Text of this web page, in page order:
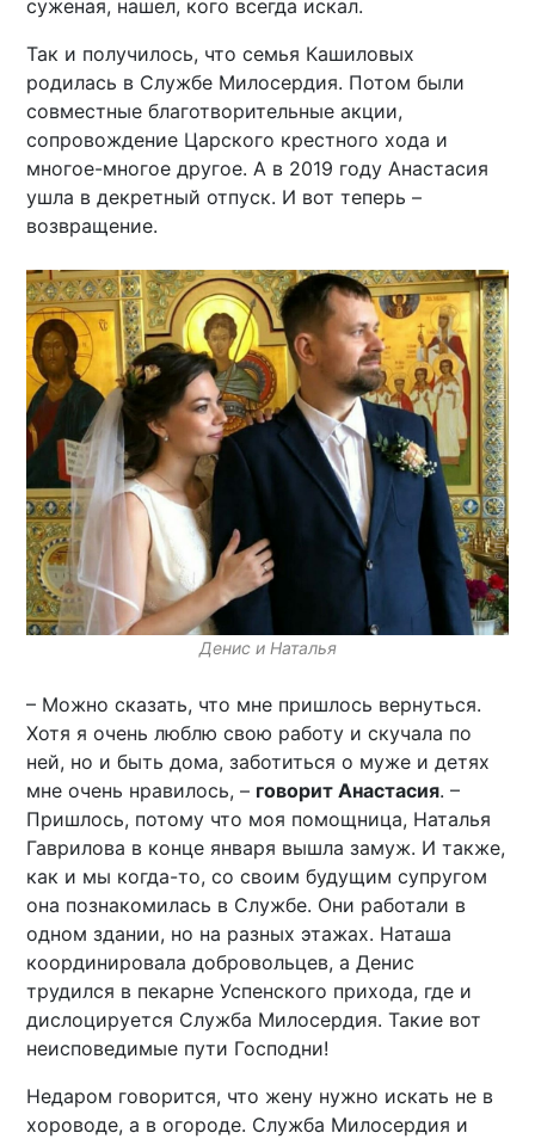
суженая, нашел, кого всегда искал.
Так и получилось, что семья Кашиловых
родилась в Службе Милосердия. Потом были
совместные благотворительные акции,
сопровождение Царского крестного хода и
многое-многое другое. А в 2019 году Анастасия
ушла в декретный отпуск. И вот теперь –
возвращение.
Денис и Наталья
– Можно сказать, что мне пришлось вернуться.
Хотя я очень люблю свою работу и скучала по
ней, но и быть дома, заботиться о муже и детях
мне очень нравилось, – говорит Анастасия. –
Пришлось, потому что моя помощница, Наталья
Гаврилова в конце января вышла замуж. И также,
как и мы когда-то, со своим будущим супругом
она познакомилась в Службе. Они работали в
одном здании, но на разных этажах. Наташа
координировала добровольцев, а Денис
трудился в пекарне Успенского прихода, где и
дислоцируется Служба Милосердия. Такие вот
неисповедимые пути Господни!
Недаром говорится, что жену нужно искать не в
хороводе, а в огороде. Служба Милосердия и